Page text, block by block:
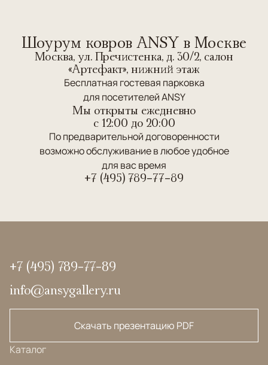
Шоурум ковров ANSY в Москве
Москва, ул. Пречистенка, д. 30/2, салон
«Артефакт», нижний этаж
Бесплатная гостевая парковка
для посетителей ANSY
Мы открыты ежедневно
c 12:00 до 20:00
По предварительной договоренности
возможно обслуживание в любое удобное
для вас время
+7 (495) 789-77-89
+7 (495) 789-77-89
info@ansygallery.ru
Скачать презентацию PDF
Каталог